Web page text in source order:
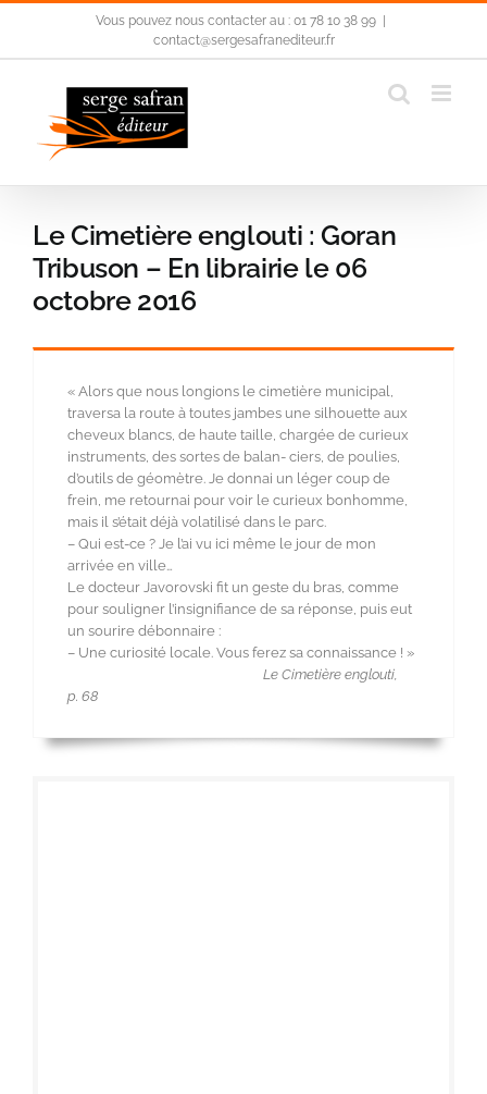
Vous pouvez nous contacter au : 01 78 10 38 99
contact@sergesafranediteur.fr
Le Cimetière englouti : Goran
Tribuson – En librairie le 06
octobre 2016
« Alors que nous longions le cimetière municipal,
traversa la route à toutes jambes une silhouette aux
cheveux blancs, de haute taille, chargée de curieux
instruments, des sortes de balan- ciers, de poulies,
d’outils de géomètre. Je donnai un léger coup de
frein, me retournai pour voir le curieux bonhomme,
mais il s’était déjà volatilisé dans le parc.
– Qui est-ce ? Je l’ai vu ici même le jour de mon
arrivée en ville…
Le docteur Javorovski fit un geste du bras, comme
pour souligner l’insignifiance de sa réponse, puis eut
un sourire débonnaire :
– Une curiosité locale. Vous ferez sa connaissance ! »
Le Cimetière englouti,
p. 68